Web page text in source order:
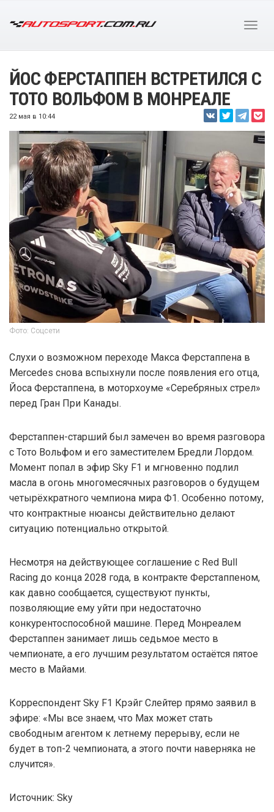
ЙОС ФЕРСТАППЕН ВСТРЕТИЛСЯ С
ТОТО ВОЛЬФОМ В МОНРЕАЛЕ
22 мая в 10:44
Фото: Соцсети
Слухи о возможном переходе Макса Ферстаппена в
Mercedes снова вспыхнули после появления его отца,
Йоса Ферстаппена, в моторхоуме «Серебряных стрел»
перед Гран При Канады.
Ферстаппен-старший был замечен во время разговора
с Тото Вольфом и его заместителем Бредли Лордом.
Момент попал в эфир Sky F1 и мгновенно подлил
масла в огонь многомесячных разговоров о будущем
четырёхкратного чемпиона мира Ф1. Особенно потому,
что контрактные нюансы действительно делают
ситуацию потенциально открытой.
Несмотря на действующее соглашение с Red Bull
Racing до конца 2028 года, в контракте Ферстаппеном,
как давно сообщается, существуют пункты,
позволяющие ему уйти при недостаточно
конкурентоспособной машине. Перед Монреалем
Ферстаппен занимает лишь седьмое место в
чемпионате, а его лучшим результатом остаётся пятое
место в Майами.
Корреспондент Sky F1 Крэйг Слейтер прямо заявил в
эфире: «Мы все знаем, что Max может стать
свободным агентом к летнему перерыву, если не
будет в топ-2 чемпионата, а этого почти наверняка не
случится».
Источник: Sky